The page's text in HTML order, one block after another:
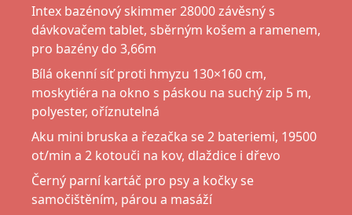
Intex bazénový skimmer 28000 závěsný s
dávkovačem tablet, sběrným košem a ramenem,
pro bazény do 3,66m
Bílá okenní síť proti hmyzu 130×160 cm,
moskytiéra na okno s páskou na suchý zip 5 m,
polyester, oříznutelná
Aku mini bruska a řezačka se 2 bateriemi, 19500
ot/min a 2 kotouči na kov, dlaždice i dřevo
Černý parní kartáč pro psy a kočky se
samočištěním, párou a masáží